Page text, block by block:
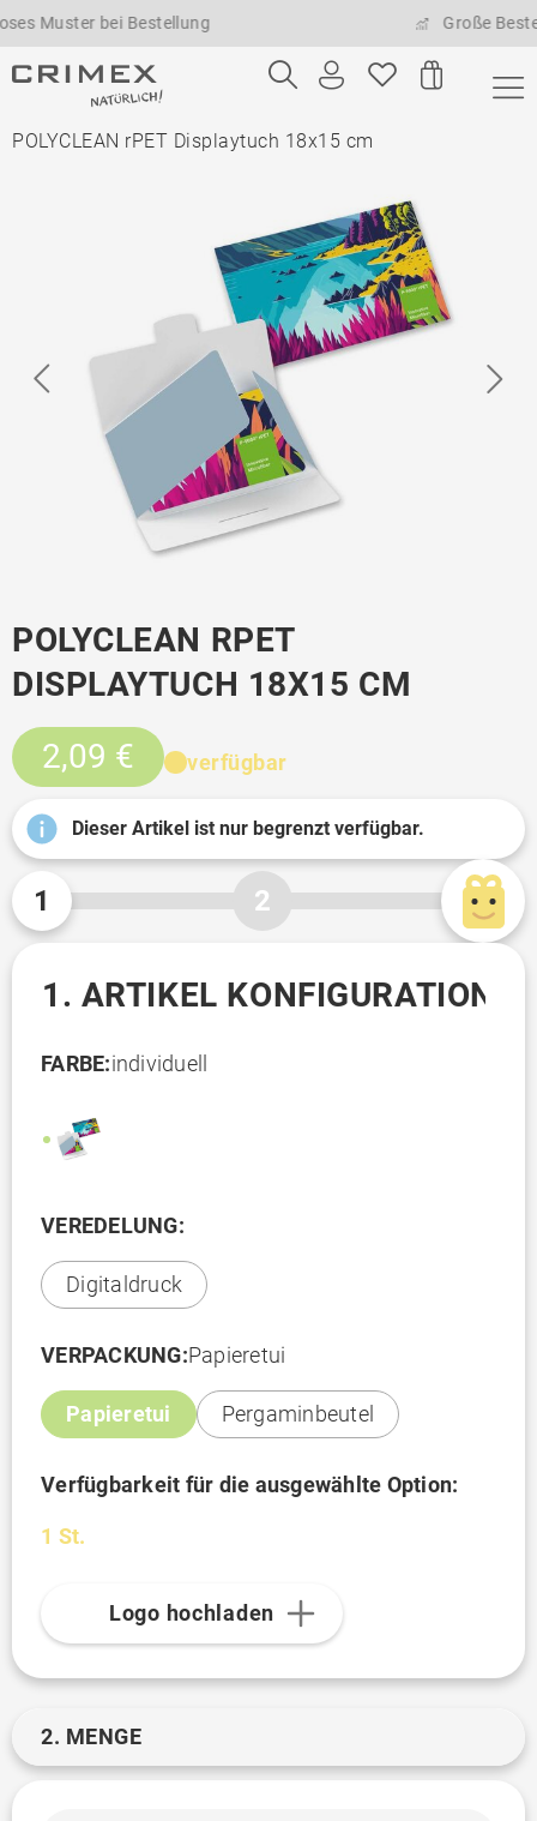
bei Bestellung Große
POLYCLEAN rPET Displaytuch 18x15 cm
POLYCLEAN RPET
DISPLAYTUCH 18X15 CM
2,09 €
verfügbar
Dieser Artikel ist nur begrenzt verfügbar.
1 2
1. ARTIKEL KONFIGURATION
FARBE:individuell
VEREDELUNG:
Digitaldruck
VERPACKUNG:Papieretui
Papieretui Pergaminbeutel
Verfügbarkeit für die ausgewählte Option:
1 St.
Logo hochladen
2. MENGE